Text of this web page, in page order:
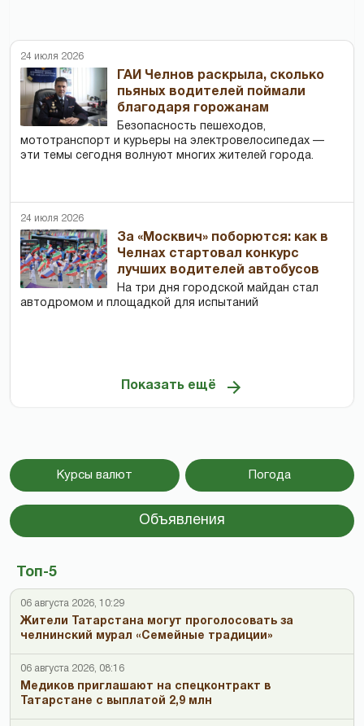
24 июля 2026
ГАИ Челнов раскрыла, сколько
пьяных водителей поймали
благодаря горожанам
Безопасность пешеходов,
мототранспорт и курьеры на электровелосипедах —
эти темы сегодня волнуют многих жителей города.
24 июля 2026
За «Москвич» поборются: как в
Челнах стартовал конкурс
лучших водителей автобусов
На три дня городской майдан стал
автодромом и площадкой для испытаний
Показать ещё
Курсы валют Погода
Объявления
Топ-5
06 августа 2026, 10:29
Жители Татарстана могут проголосовать за
челнинский мурал «Семейные традиции»
06 августа 2026, 08:16
Медиков приглашают на спецконтракт в
Татарстане с выплатой 2,9 млн